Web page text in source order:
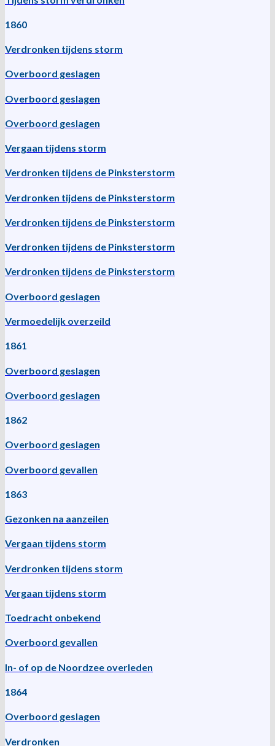
1860
Verdronken tijdens storm
Overboord geslagen
Overboord geslagen
Overboord geslagen
Vergaan tijdens storm
Verdronken tijdens de Pinksterstorm
Verdronken tijdens de Pinksterstorm
Verdronken tijdens de Pinksterstorm
Verdronken tijdens de Pinksterstorm
Verdronken tijdens de Pinksterstorm
Overboord geslagen
Vermoedelijk overzeild
1861
Overboord geslagen
Overboord geslagen
1862
Overboord geslagen
Overboord gevallen
1863
Gezonken na aanzeilen
Vergaan tijdens storm
Verdronken tijdens storm
Vergaan tijdens storm
Toedracht onbekend
Overboord gevallen
In- of op de Noordzee overleden
1864
Overboord geslagen
Verdronken